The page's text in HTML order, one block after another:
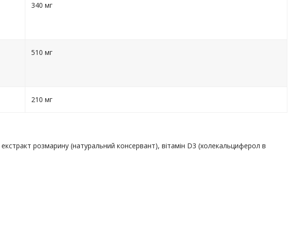
340 мг
510 мг
210 мг
розмарину (натуральний консервант), вітамін D3 (холекальциферол в